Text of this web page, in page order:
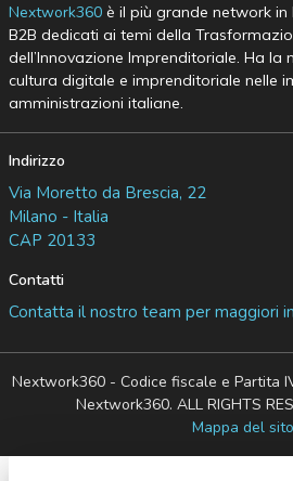
Nextwork360è il più grande network
B2B dedicati ai temi della
dell’Innovazione Imprenditoriale. Ha la
cultura digitale e imprenditoriale nelle
amministrazioni italiane.
Indirizzo
Via Moretto da Brescia, 22
Milano - Italia
CAP 20133
Contatti
Contatta il nostro team per maggiori
Nextwork360 - Codice fiscale e Partita
Nextwork360. ALL RIGHTS
Mappa del sito